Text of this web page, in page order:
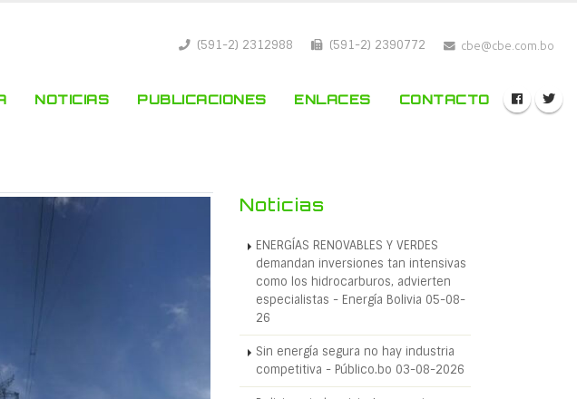
(591-2) 2312988 (591-2) 2390772 cbe@cbe.com.bo
NOTICIAS PUBLICACIONES ENLACES CONTACTO
Noticias
ENERGÍAS RENOVABLES Y VERDES
demandan inversiones tan intensivas
como los hidrocarburos, advierten
especialistas - Energía Bolivia 05-08-
26
Sin energía segura no hay industria
competitiva - Público.bo 03-08-2026